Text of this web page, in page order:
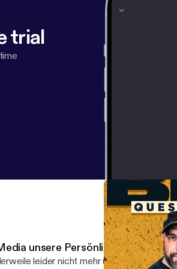
trial
unsere Persönlichkeit?
leider nicht mehr unbekannt. Ob